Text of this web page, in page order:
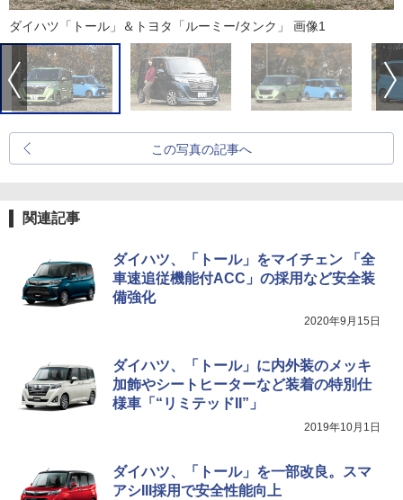
ダイハツ「トール」＆トヨタ「ルーミー/タンク」 画像1
この写真の記事へ
関連記事
ダイハツ、「トール」をマイチェン 「全
車速追従機能付ACC」の採用など安全装
備強化
2020年9月15日
ダイハツ、「トール」に内外装のメッキ
加飾やシートヒーターなど装着の特別仕
様車「“リミテッドII”」
2019年10月1日
ダイハツ、「トール」を一部改良。スマ
アシIII採用で安全性能向上